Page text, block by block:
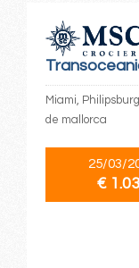
Miami,
de mallorca
25/03/
€